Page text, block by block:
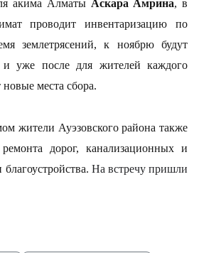
акима Алматы Аскара Амрина, в
проводит инвентаризацию по
землетрясений, к ноябрю будут
и уже после для жителей каждого
места сбора.
жители Ауэзовского района также
дорог, канализационных и
На встречу пришли